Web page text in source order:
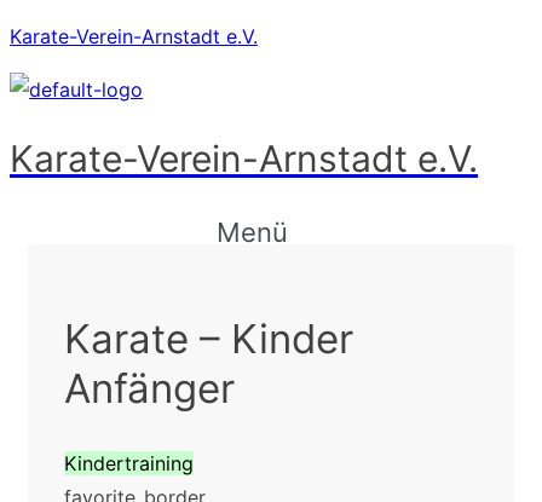
Karate-Verein-Arnstadt e.V.
Karate-Verein-Arnstadt e.V.
Menü
Karate – Kinder
Anfänger
Kindertraining